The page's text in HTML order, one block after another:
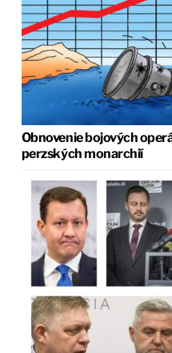
Obnovenie bojových
perzských monarchií